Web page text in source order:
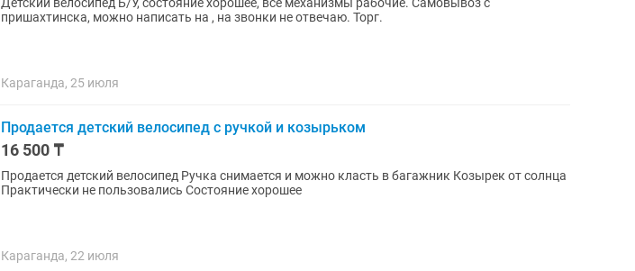
пришахтинска, можно написать на , на звонки не отвечаю. Торг.
Караганда, 25 июля
Продается детский велосипед с ручкой и козырьком
16 500 ₸
Продается детский велосипед Ручка снимается и можно класть в багажник Козырек от солнца
Практически не пользовались Состояние хорошее
Караганда, 22 июля